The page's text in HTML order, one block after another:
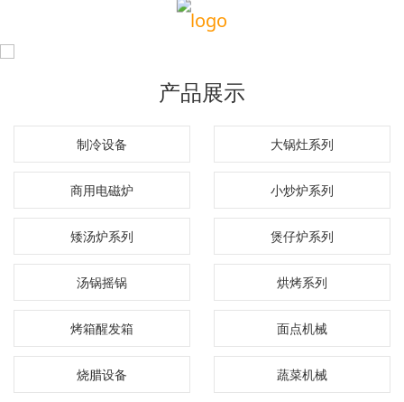
产品展示
制冷设备 大锅灶系列
商用电磁炉 小炒炉系列
矮汤炉系列 煲仔炉系列
汤锅摇锅 烘烤系列
烤箱醒发箱 面点机械
烧腊设备 蔬菜机械